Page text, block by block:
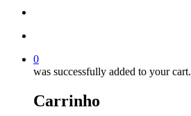
0
was successfully added to your cart.
Carrinho